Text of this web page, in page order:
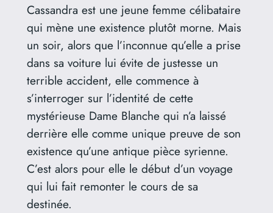
Cassandra est une jeune femme célibataire
qui mène une existence plutôt morne. Mais
un soir, alors que l’inconnue qu’elle a prise
dans sa voiture lui évite de justesse un
terrible accident, elle commence à
s’interroger sur l’identité de cette
mystérieuse Dame Blanche qui n’a laissé
derrière elle comme unique preuve de son
existence qu’une antique pièce syrienne.
C’est alors pour elle le début d’un voyage
qui lui fait remonter le cours de sa
destinée.